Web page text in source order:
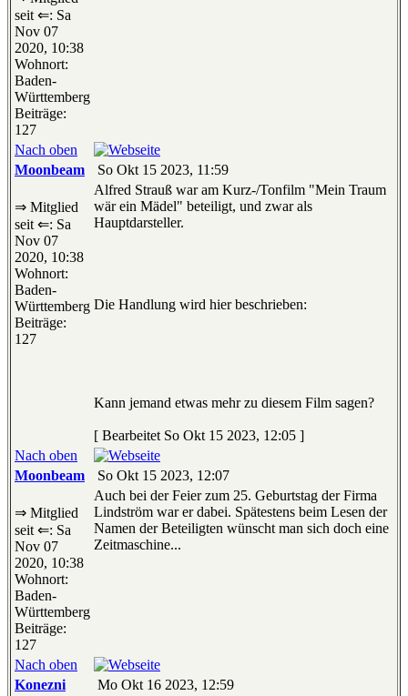
seit ⇐: Sa
Nov 07
2020, 10:38
Wohnort:
Baden-
Württemberg
Beiträge:
127
Nach oben
Moonbeam
So Okt 15 2023, 11:59
⇒ Mitglied
seit ⇐: Sa
Nov 07
2020, 10:38
Wohnort:
Baden-
Württemberg
Beiträge:
127
Alfred Strauß war am Kurz-/Tonfilm "Mein Traum
wär ein Mädel" beteiligt, und zwar als
Hauptdarsteller.
Die Handlung wird hier beschrieben:
Kann jemand etwas mehr zu diesem Film sagen?
[ Bearbeitet So Okt 15 2023, 12:05 ]
Nach oben
Moonbeam
So Okt 15 2023, 12:07
⇒ Mitglied
seit ⇐: Sa
Nov 07
2020, 10:38
Wohnort:
Baden-
Württemberg
Beiträge:
127
Auch bei der Feier zum 25. Geburtstag der Firma
Lindström war er dabei. Spätestens beim Lesen der
Namen der Beteiligten wünscht man sich doch eine
Zeitmaschine...
Nach oben
Konezni
Mo Okt 16 2023, 12:59